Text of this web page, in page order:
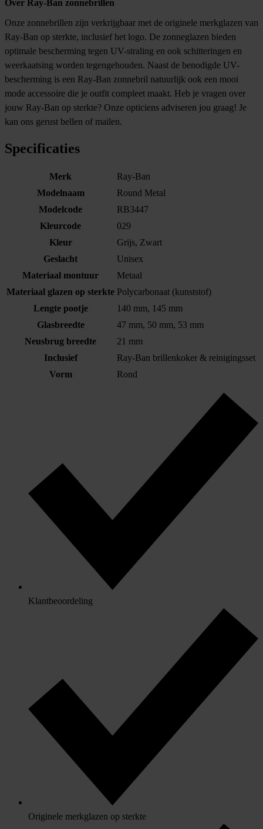
Over Ray-Ban zonnebrillen
Onze zonnebrillen zijn verkrijgbaar met de originele merkglazen van
Ray-Ban op sterkte, inclusief het logo. De zonneglazen bieden
optimale bescherming tegen UV-straling en ook schitteringen en
weerkaatsing worden tegengehouden. Naast de benodigde UV-
bescherming is een Ray-Ban zonnebril natuurlijk ook een mooi
mode accessoire die je outfit compleet maakt. Heb je vragen over
jouw Ray-Ban op sterkte? Onze opticiens adviseren jou graag! Je
kan ons gerust bellen of mailen.
Specificaties
Merk
Ray-Ban
Modelnaam
Round Metal
Modelcode
RB3447
Kleurcode
029
Kleur
Grijs, Zwart
Geslacht
Unisex
Materiaal montuur
Metaal
Materiaal glazen op sterkte Polycarbonaat (kunststof)
Lengte pootje
140 mm, 145 mm
Glasbreedte
47 mm, 50 mm, 53 mm
Neusbrug breedte
21 mm
Inclusief
Ray-Ban brillenkoker & reinigingsset
Vorm
Rond
Klantbeoordeling
Originele merkglazen op sterkte